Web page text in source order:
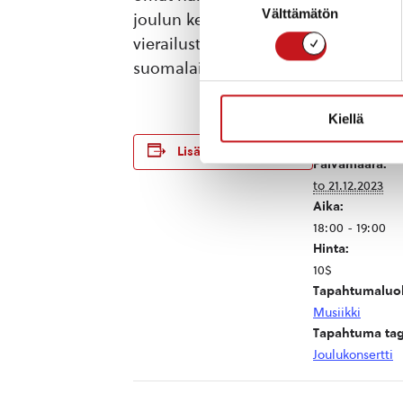
valinta
Välttämätön
Kiellä
joulun kellojen sointiin. Se kertoo
vierailusta. Konsertin kohokohta
suomalaisten runoilijoiden
Lisää kalenteriin
TIEDOT
Päivämäärä:
to 21.12.2023
Aika:
18:00 - 19:00
Hinta:
10$
Musiikki
Tapahtuma
Joulukonsertti